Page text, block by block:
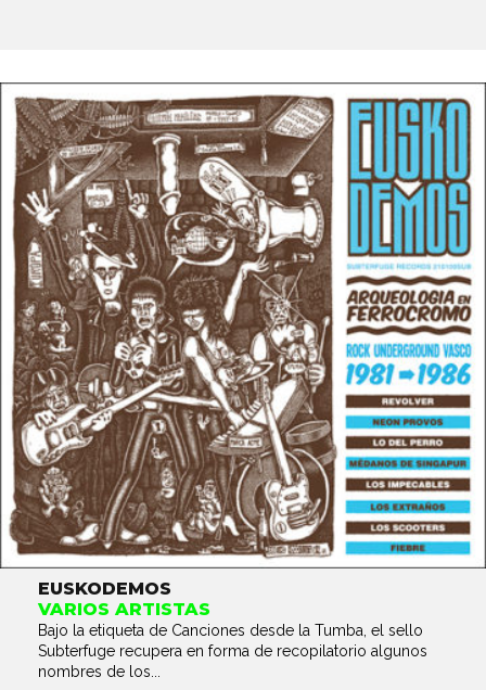
EUSKODEMOS
VARIOS ARTISTAS
Bajo la etiqueta de Canciones desde la Tumba, el sello
Subterfuge recupera en forma de recopilatorio algunos
nombres de los...